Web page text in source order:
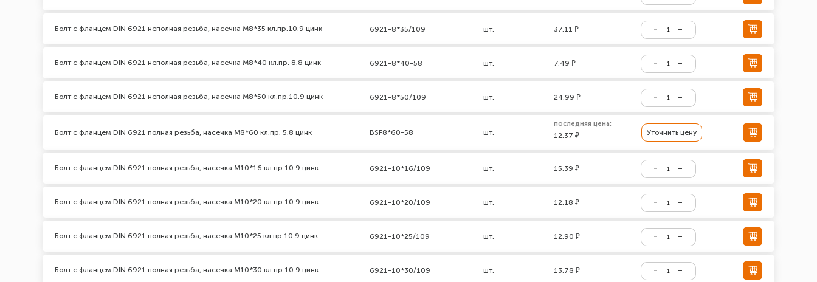
Болт с фланцем DIN 6921 неполная резьба, насечка М8*35 кл.пр.10.9 цинк 6921-8*35/109 шт. 37.11 ₽
Болт с фланцем DIN 6921 неполная резьба, насечка М8*40 кл.пр. 8.8 цинк 6921-8*40-58 шт. 7.49 ₽
Болт с фланцем DIN 6921 неполная резьба, насечка М8*50 кл.пр.10.9 цинк 6921-8*50/109 шт. 24.99 ₽
Болт с фланцем DIN 6921 полная резьба, насечка М8*60 кл.пр. 5.8 цинк BSF8*60-58 шт.
последняя цена:
12.37 ₽ Уточнить цену
Болт с фланцем DIN 6921 полная резьба, насечка М10*16 кл.пр.10.9 цинк 6921-10*16/109 шт. 15.39 ₽
Болт с фланцем DIN 6921 полная резьба, насечка М10*20 кл.пр.10.9 цинк 6921-10*20/109 шт. 12.18 ₽
Болт с фланцем DIN 6921 полная резьба, насечка М10*25 кл.пр.10.9 цинк 6921-10*25/109 шт. 12.90 ₽
Болт с фланцем DIN 6921 полная резьба, насечка М10*30 кл.пр.10.9 цинк 6921-10*30/109 шт. 13.78 ₽